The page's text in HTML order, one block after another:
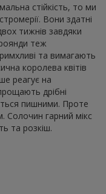
стійкість, то ми
Вони здатні
тижнів завдяки
теж
та вимагають
королева квітів
реагує на
дрібні
пишними. Проте
гарний мікс
та розкіш.